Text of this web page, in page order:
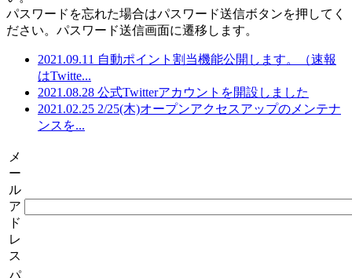
パスワードを忘れた場合はパスワード送信ボタンを押してく
ださい。パスワード送信画面に遷移します。
2021.09.11 自動ポイント割当機能公開します。（速報
はTwitte...
2021.08.28 公式Twitterアカウントを開設しました
2021.02.25 2/25(木)オープンアクセスアップのメンテナ
ンスを...
メ
ー
ル
ア
ド
レ
ス
パ